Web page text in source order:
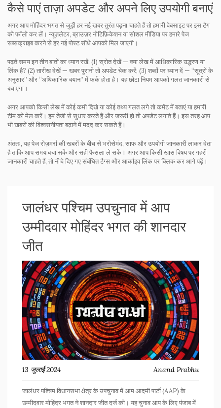
कैसे पाएं ताज़ा अपडेट और अपने लिए उपयोगी बनाएं
अगर आप मोहिंदर भगत से जुड़ी हर नई खबर तुरंत पढ़ना चाहते हैं तो हमारी वेबसाइट पर इस टैग
को फॉलो कर लें। न्यूज़लेटर, ब्राउज़र नोटिफ़िकेशन या सोशल मीडिया पर हमारे पेज
सब्सक्राइब करने से हर नई पोस्ट सीधे आपको मिल जाएगी।
पढ़ते समय इन तीन बातों का ध्यान रखें: (1) स्रोत देखें — क्या लेख में आधिकारिक उद्धरण या
लिंक है? (2) तारीख देखें — खबर पुरानी तो अपडेट चेक करें; (3) शब्दों पर ध्यान दें — ‘‘सूत्रों के
अनुसार’’ और ‘‘अधिकारिक बयान’’ में फर्क होता है। यह छोटा नियम आपको गलत जानकारी से
बचाएगा।
अगर आपको किसी लेख में कोई कमी दिखे या कोई तथ्य गलत लगे तो कमेंट में बताएं या हमारी
टीम को मेल करें। हम तेजी से सुधार करते हैं और जरूरी हो तो अपडेट लगाते हैं। इस तरह आप
भी खबरों की विश्वसनीयता बढ़ाने में मदद कर सकते हैं।
अंततः, यह पेज रोज़मर्रा की खबरों के बीच से भरोसेमंद, साफ और उपयोगी जानकारी लाकर देता
है ताकि आप समय बचा सकें और सही फैसला ले सकें। अगर आप किसी खास विषय पर गहरी
जानकारी चाहते हैं, तो नीचे दिए गए संबंधित टैग्स और आर्काइव लिंक पर क्लिक कर आगे पढ़ें।
जालंधर पश्चिम उपचुनाव में आप
उम्मीदवार मोहिंदर भगत की शानदार
जीत
13 जुलाई 2024 Anand Prabhu
जालंधर पश्चिम विधानसभा क्षेत्र के उपचुनाव में आम आदमी पार्टी (AAP) के
उम्मीदवार मोहिंदर भगत ने शानदार जीत दर्ज की। यह चुनाव आप के लिए पंजाब में